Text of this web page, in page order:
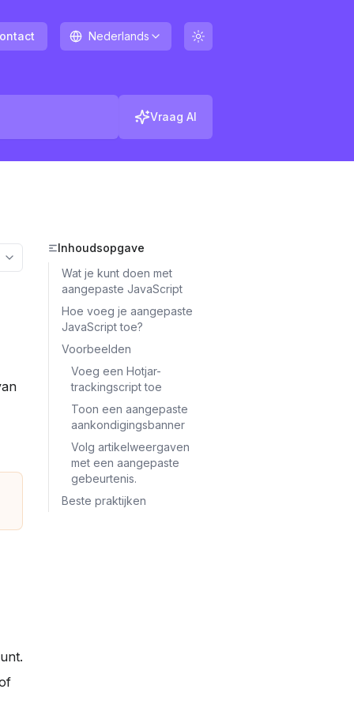
Nederlands
Vraag AI
More options
Inhoudsopgave
Wat je kunt doen met
aangepaste JavaScript
Hoe voeg je aangepaste
JavaScript toe?
Voorbeelden
Voeg een Hotjar-
trackingscript toe
Toon een aangepaste
aankondigingsbanner
Volg artikelweergaven
met een aangepaste
gebeurtenis.
Beste praktijken